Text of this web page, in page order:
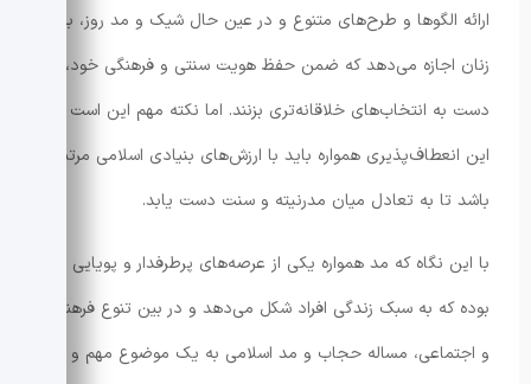
ارائه الگوها و طرح‌های متنوع و در عین حال شیک و مد روز، به
زنان اجازه می‌دهد که ضمن حفظ هویت سنتی و فرهنگی خود،
دست به انتخاب‌های خلاقانه‌تری بزنند. اما نکته مهم این است که
این انعطاف‌پذیری همواره باید با ارزش‌های بنیادی اسلامی مرتبط
باشد تا به تعادل میان مدرنیته و سنت دست یابد.
با این نگاه که مد همواره یکی از عرصه‌های پرطرفدار و پویایی
بوده که به سبک زندگی افراد شکل می‌دهد و در بین تنوع فرهنگی
و اجتماعی، مساله حجاب و مد اسلامی به یک موضوع مهم و